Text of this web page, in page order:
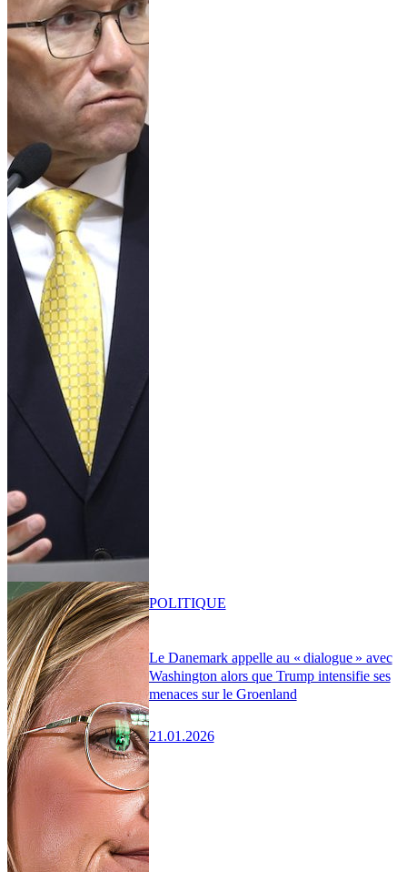
Le Danemark appelle au « dialogue » avec
Washington alors que Trump intensifie ses
menaces sur le Groenland
21.01.2026
POLITIQUE